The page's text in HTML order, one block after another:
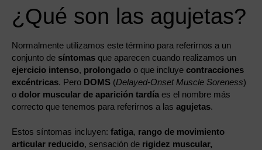
¿Qué son las agujetas?
Normalmente utilizamos este término para referirnos a un
conjunto de síntomas que aparecen cuando realizamos un
ejercicio intenso, prolongado o que incluye contracciones
excéntricas. Pero DOMS (Delayed-Onset Muscle Soreness)
o dolor muscular de aparición tardía es el nombre más
correcto que tenemos para referirnos a las agujetas.
Estos síntomas incluyen: fatiga, rango de movimiento
articular reducido, sensación de rigidez muscular,